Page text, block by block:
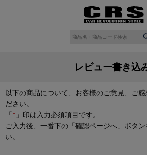
レビュー書き込
以下の商品について、お客様のご意見、ご感
ださい。
「* 」印は入力必須項目です。
ご入力後、一番下の「確認ページへ」ボタ
い。